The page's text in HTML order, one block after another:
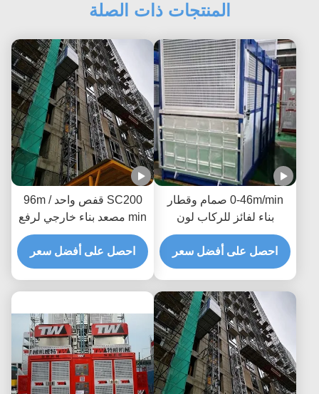
المنتجات ذات الصلة
0-46m/min صمام وقطار
بناء لفائز للركاب لون
مخصص
احصل على أفضل سعر
SC200 قفص واحد 96m /
min مصعد بناء خارجي لرفع
المواد
احصل على أفضل سعر